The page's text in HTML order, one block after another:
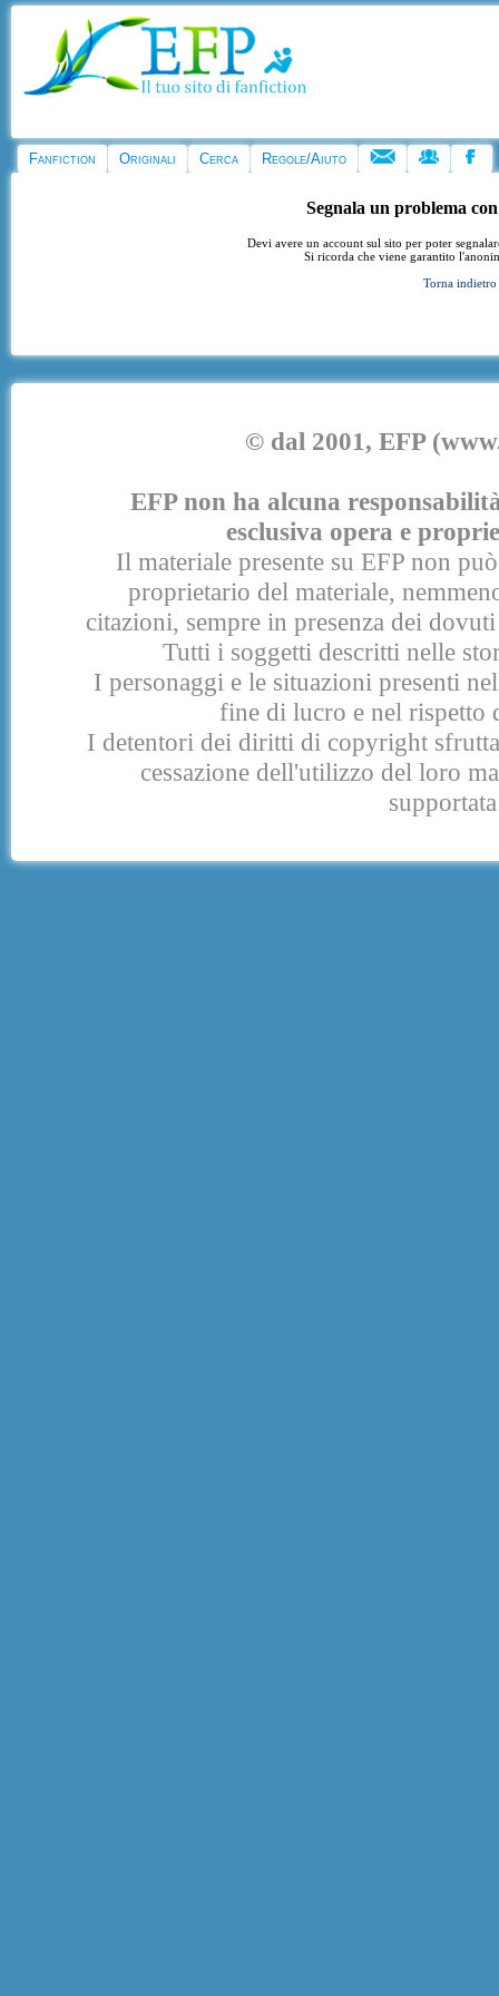
Fanfiction Originali Cerca Regole/Aiuto
Segnala un problema
Devi avere un account sul sito per poter
Si ricorda che viene garantito
Torna indietro
© dal 2001, EFP
EFP non ha alcuna
esclusiva opera e
Il materiale presente su EFP non
proprietario del materiale,
citazioni, sempre in presenza dei
Tutti i soggetti descritti nelle
I personaggi e le situazioni presenti
fine di lucro e nel rispetto
I detentori dei diritti di copyright
cessazione dell'utilizzo del loro